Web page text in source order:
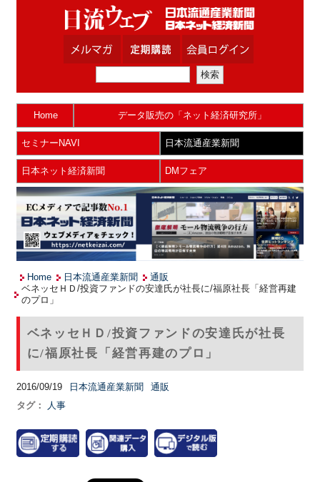
Home データ販売の「ネット経済研究所」
セミナーNAVI 日本流通産業新聞
日本ネット経済新聞 DMフェア
Home 日本流通産業新聞
通販
ベネッセＨＤ/投資ファンドの安達氏が社長に/福原社長「経営再建
のプロ」
ベネッセＨＤ/投資ファンドの安達氏が社長
に/福原社長「経営再建のプロ」
2016/09/19 日本流通産業新聞
通販
タグ：
人事